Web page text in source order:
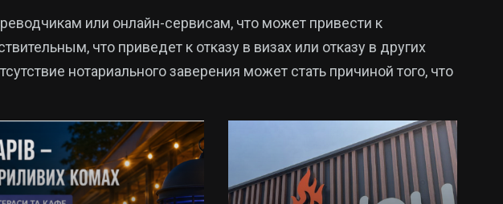
или онлайн-сервисам, что может привести к
что приведет к отказу в визах или отказу в других
нотариального заверения может стать причиной того, что